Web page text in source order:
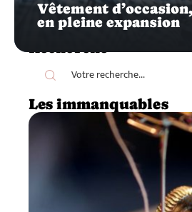
Vêtement
en pleine expansion
Recherche
Les immanquables